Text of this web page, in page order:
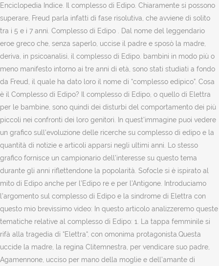
Enciclopedia Indice. Il complesso di Edipo. Chiaramente si possono
superare, Freud parla infatti di fase risolutiva, che avviene di solito
tra i 5 e i 7 anni. Complesso di Edipo . Dal nome del leggendario
eroe greco che, senza saperlo, uccise il padre e sposò la madre,
deriva, in psicoanalisi, il complesso di Edipo. bambini in modo più o
meno manifesto intorno ai tre anni di età, sono stati studiati a fondo
da Freud, il quale ha dato loro il nome di “complesso edipico”. Cosa
è il Complesso di Edipo? Il complesso di Edipo, o quello di Elettra
per le bambine, sono quindi dei disturbi del comportamento dei più
piccoli nei confronti dei loro genitori. In quest'immagine puoi vedere
un grafico sull'evoluzione delle ricerche su complesso di edipo e la
quantità di notizie e articoli apparsi negli ultimi anni. Lo stesso
grafico fornisce un campionario dell'interesse su questo tema
durante gli anni riflettendone la popolarità. Sofocle si è ispirato al
mito di Edipo anche per l’Edipo re e per l’Antigone. Introduciamo
l’argomento sul complesso di Edipo e la sindrome di Elettra con
questo mio brevissimo video: In questo articolo analizzeremo queste
tematiche relative al complesso di Edipo: 1. La tappa femminile si
rifà alla tragedia di “Elettra“, con omonima protagonista.Questa
uccide la madre, la regina Clitemnestra, per vendicare suo padre,
Agamennone, ucciso per mano della moglie e dell’amante di